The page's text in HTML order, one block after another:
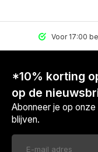
Voor 17:00
*10% korting
op de
Abonneer je op
blijven.